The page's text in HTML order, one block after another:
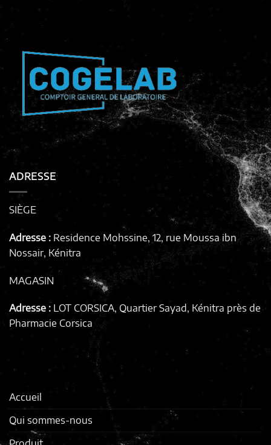
ADRESSE
SIÈGE
Adresse : Residence Mohssine, 12, rue Moussa ibn
Nossair, Kénitra
MAGASIN
Adresse : LOT CORSICA, Quartier Sayad, Kénitra près de
Pharmacie Corsica
Accueil
Qui sommes-nous